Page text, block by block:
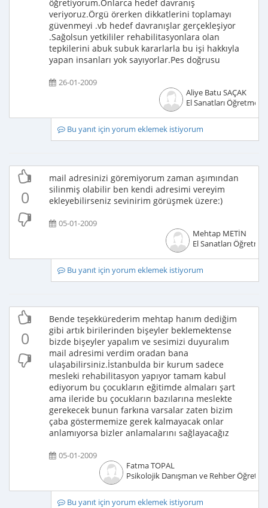
öğretiyorum.Onlarca hedef davranış
veriyoruz.Örgü örerken dikkatlerini toplamayı
güvenmeyi .vb hedef davranışlar gerçekleşiyor
.Sağolsun yetkililer rehabilitasyonlara olan
tepkilerini abuk subuk kararlarla bu işi hakkıyla
yapan insanları yok sayıyorlar.Pes doğrusu
26-01-2009
Aliye Batu SAÇAK
El Sanatları Öğretmeni
Bu yanıt için yorum eklemek istiyorum
0
mail adresinizi göremiyorum zaman aşımından
silinmiş olabilir ben kendi adresimi vereyim
ekleyebilirseniz sevinirim görüşmek üzere:)
05-01-2009
Mehtap METİN
El Sanatları
Bu yanıt için yorum eklemek istiyorum
0
Bende teşekkürederim mehtap hanım dediğim
gibi artık birilerinden bişeyler beklemektense
bizde bişeyler yapalım ve sesimizi duyuralım
mail adresimi verdim oradan bana
ulaşabilirsiniz.İstanbulda bir kurum sadece
mesleki rehabilitasyon yapıyor tamam kabul
ediyorum bu çocukların eğitimde almaları şart
ama ileride bu çocukların bazılarına meslekte
gerekecek bunun farkına varsalar zaten bizim
çaba göstermemize gerek kalmayacak onlar
anlamıyorsa bizler anlamalarını sağlayacağız
05-01-2009
Fatma TOPAL
Psikolojik Danışman ve Rehber
Bu yanıt için yorum eklemek istiyorum